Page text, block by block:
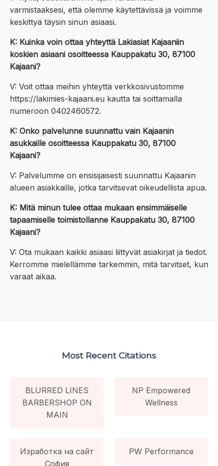
varmistaaksesi, että olemme käytettävissä ja voimme
keskittyä täysin sinun asiaasi.
K: Kuinka voin ottaa yhteyttä Lakiasiat Kajaaniin
koskien asiaani osoitteessa Kauppakatu 30, 87100
Kajaani?
V: Voit ottaa meihin yhteyttä verkkosivustomme
https://lakimies-kajaani.eu kautta tai soittamalla
numeroon 0402460572.
K: Onko palvelunne suunnattu vain Kajaanin
asukkaille osoitteessa Kauppakatu 30, 87100
Kajaani?
V: Palvelumme on ensisijaisesti suunnattu Kajaanin
alueen asiakkaille, jotka tarvitsevat oikeudellista apua.
K: Mitä minun tulee ottaa mukaan ensimmäiselle
tapaamiselle toimistollanne Kauppakatu 30, 87100
Kajaani?
V: Ota mukaan kaikki asiaasi liittyvät asiakirjat ja tiedot.
Kerromme mielellämme tarkemmin, mitä tarvitset, kun
varaat aikaa.
Most Recent Citations
BLURRED LINES
BARBERSHOP ON
MAIN
NP Empowered
Wellness
Изработка на сайт
София
PW Performance